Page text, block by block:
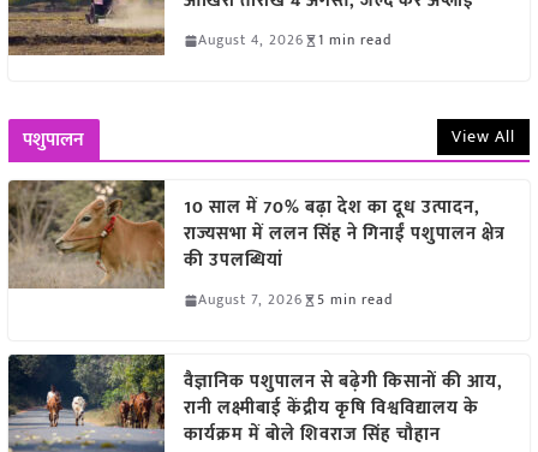
August 4, 2026 1 min read
पशुपालन View All
10 साल में 70% बढ़ा देश का दूध उत्पादन,
राज्यसभा में ललन सिंह ने गिनाईं पशुपालन क्षेत्र
की उपलब्धियां
August 7, 2026 5 min read
वैज्ञानिक पशुपालन से बढ़ेगी किसानों की आय,
रानी लक्ष्मीबाई केंद्रीय कृषि विश्वविद्यालय के
कार्यक्रम में बोले शिवराज सिंह चौहान